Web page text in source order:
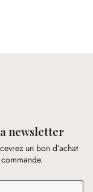
newsletter
un bon d’achat